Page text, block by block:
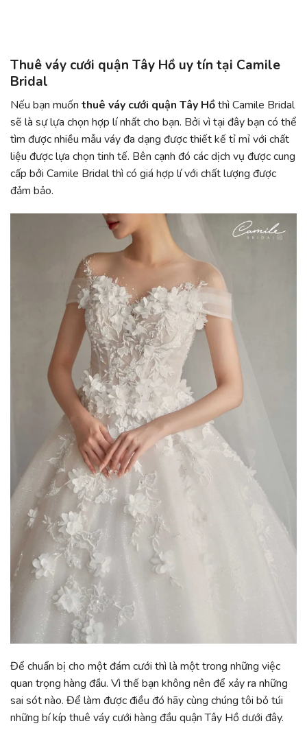
Thuê váy cưới quận Tây Hồ uy tín tại Camile
Bridal
Nếu bạn muốn thuê váy cưới quận Tây Hồthì Camile Bridal
sẽ là sự lựa chọn hợp lí nhất cho bạn. Bởi vì tại đây bạn có thể
tìm được nhiều mẫu váy đa dạng được thiết kế tỉ mỉ với chất
liệu được lựa chọn tinh tế. Bên cạnh đó các dịch vụ được cung
cấp bởi Camile Bridal thì có giá hợp lí với chất lượng được
đảm bảo.
Để chuẩn bị cho một đám cưới thì là một trong những việc
quan trọng hàng đầu. Vì thế bạn không nên để xảy ra những
sai sót nào. Để làm được điều đó hãy cùng chúng tôi bỏ túi
những bí kíp thuê váy cưới hàng đầu quận Tây Hồ dưới đây.